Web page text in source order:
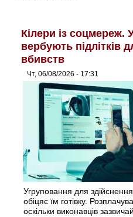
Кілери із соцмереж.
вербують підлітків
вбивств
Чт, 06/08/2026 - 17:31
Угруповання для здійснення
обіцяє їм готівку.
оскільки виконавців